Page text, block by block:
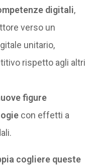
digitali,
verso un
unitario,
rispetto agli altri
figure
con effetti a
cogliere queste